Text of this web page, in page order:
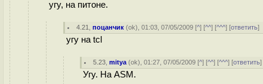
угу, на питоне.
4.21 ,поцанчик (ok), 01:03, 07/05/2009 [^] [^^] [^^^] [ответить]
угу на tcl
5.23 ,mitya (ok), 01:27, 07/05/2009 [^] [^^] [^^^] [ответить]
Угу. На ASM.